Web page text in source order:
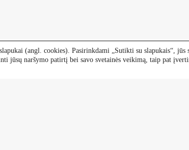
(angl. cookies). Pasirinkdami „Sutikti su slapukais“,
jūsų naršymo patirtį bei savo svetainės veikimą, taip pat